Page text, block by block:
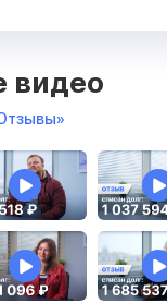
видео